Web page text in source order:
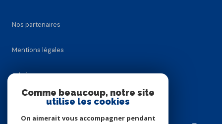
Nos partenaires
Mentions légales
Admin
Nos honoraires
Comme beaucoup, notre site
utilise les cookies
On aimerait vous accompagner pendant